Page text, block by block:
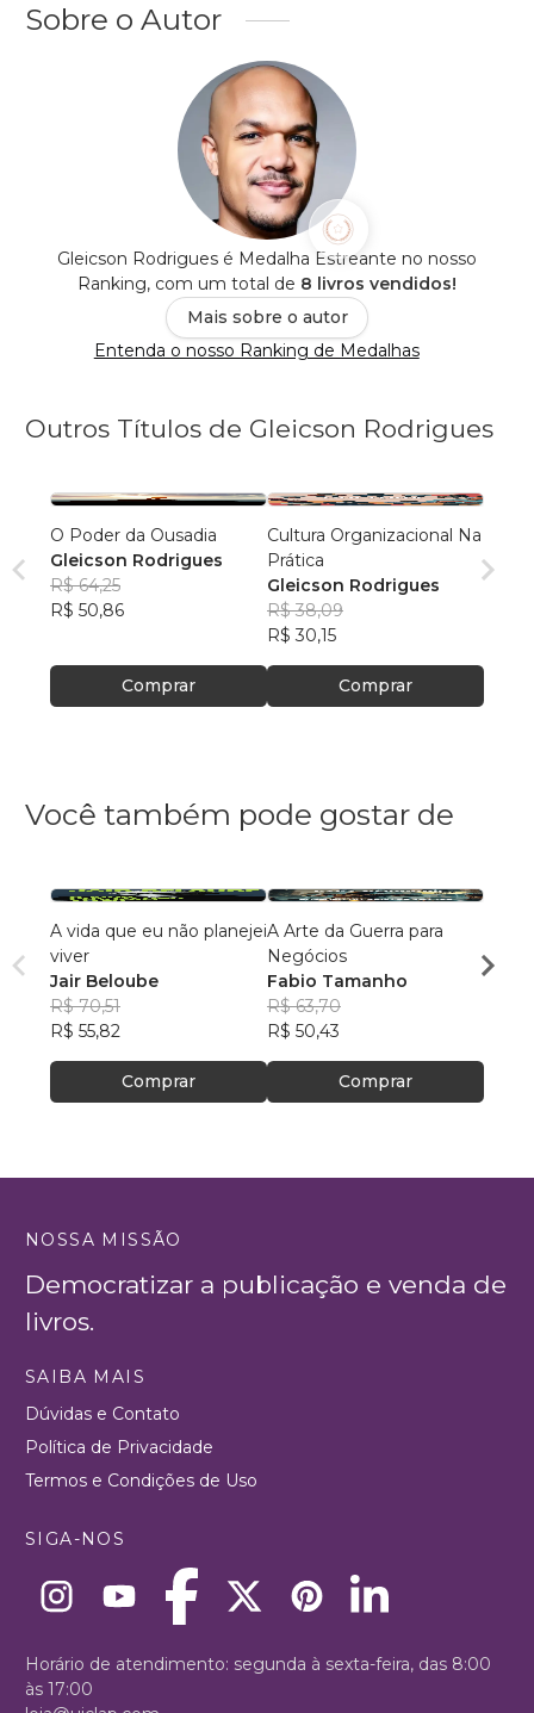
Sobre o Autor
Gleicson Rodrigues é Medalha Estreante no nosso
Ranking, com um total de 8 livros vendidos!
Mais sobre o autor
Entenda o nosso Ranking de Medalhas
Outros Títulos de Gleicson Rodrigues
O Poder da Ousadia
Gleicson Rodrigues
R$ 64,25
R$ 50,86
Comprar
Cultura Organizacional Na
Prática
Gleicson Rodrigues
R$ 38,09
R$ 30,15
Comprar
Você também pode gostar de
A vida que eu não planejei
viver
Jair Beloube
R$ 70,51
R$ 55,82
Comprar
A Arte da Guerra para
Negócios
Fabio Tamanho
R$ 63,70
R$ 50,43
Comprar
Ellen
NOSSA MISSÃO
Democratizar a publicação e venda de
livros.
SAIBA MAIS
Dúvidas e Contato
Política de Privacidade
Termos e Condições de Uso
SIGA-NOS
Horário de atendimento: segunda à sexta-feira, das 8:00
às 17:00